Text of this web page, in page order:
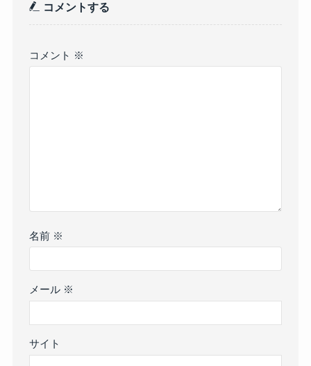
コメントする
コメント ※
名前 ※
メール ※
サイト